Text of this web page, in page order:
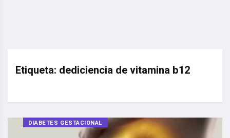
Etiqueta: dediciencia de vitamina b12
DIABETES GESTACIONAL